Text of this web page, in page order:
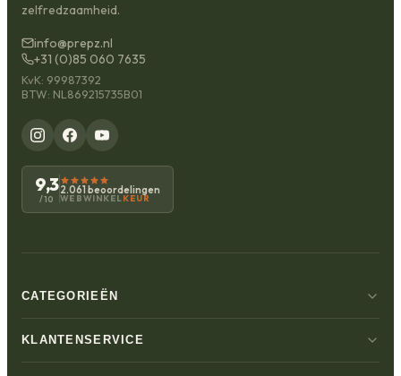
zelfredzaamheid.
info@prepz.nl
+31 (0)85 060 7635
KvK: 99987392
BTW: NL869215735B01
9,3
/10
2.061 beoordelingen
WEBWINKEL KEUR
CATEGORIEËN
KLANTENSERVICE